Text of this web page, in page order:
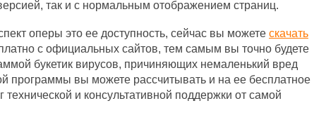
так и с нормальным отображением страниц.
оперы это ее доступность, сейчас вы можете скачать
с официальных сайтов, тем самым вы точно будете
букетик вирусов, причиняющих немаленький вред
программы вы можете рассчитывать и на ее бесплатное
и консультативной поддержки от самой